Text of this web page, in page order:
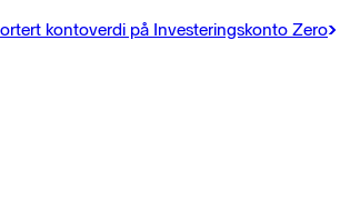
kontoverdi på Investeringskonto Zero